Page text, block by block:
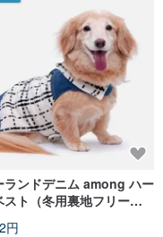
ランドデニム among ハー
スト（冬用裏地フリー
円